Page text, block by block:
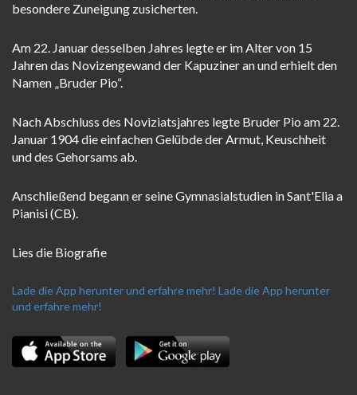
besondere Zuneigung zusicherten.
Am 22. Januar desselben Jahres legte er im Alter von 15
Jahren das Novizengewand der Kapuziner an und erhielt den
Namen „Bruder Pio“.
Nach Abschluss des Noviziatsjahres legte Bruder Pio am 22.
Januar 1904 die einfachen Gelübde der Armut, Keuschheit
und des Gehorsams ab.
Anschließend begann er seine Gymnasialstudien in Sant'Elia a
Pianisi (CB).
Lies die Biografie
Lade die App herunter und erfahre mehr! Lade die App herunter
und erfahre mehr!